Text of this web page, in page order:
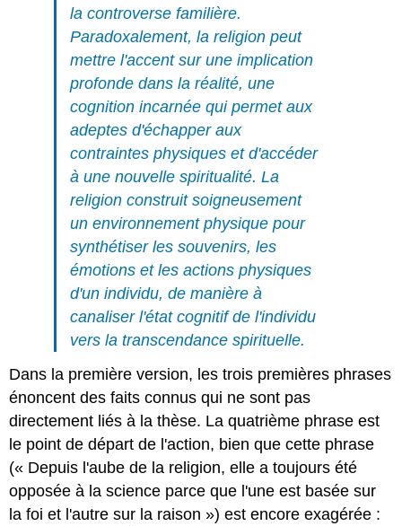
la controverse familière.
Paradoxalement, la religion peut
mettre l'accent sur une implication
profonde dans la réalité, une
cognition incarnée qui permet aux
adeptes d'échapper aux
contraintes physiques et d'accéder
à une nouvelle spiritualité. La
religion construit soigneusement
un environnement physique pour
synthétiser les souvenirs, les
émotions et les actions physiques
d'un individu, de manière à
canaliser l'état cognitif de l'individu
vers la transcendance spirituelle.
Dans la première version, les trois premières phrases
énoncent des faits connus qui ne sont pas
directement liés à la thèse. La quatrième phrase est
le point de départ de l'action, bien que cette phrase
(« Depuis l'aube de la religion, elle a toujours été
opposée à la science parce que l'une est basée sur
la foi et l'autre sur la raison ») est encore exagérée :